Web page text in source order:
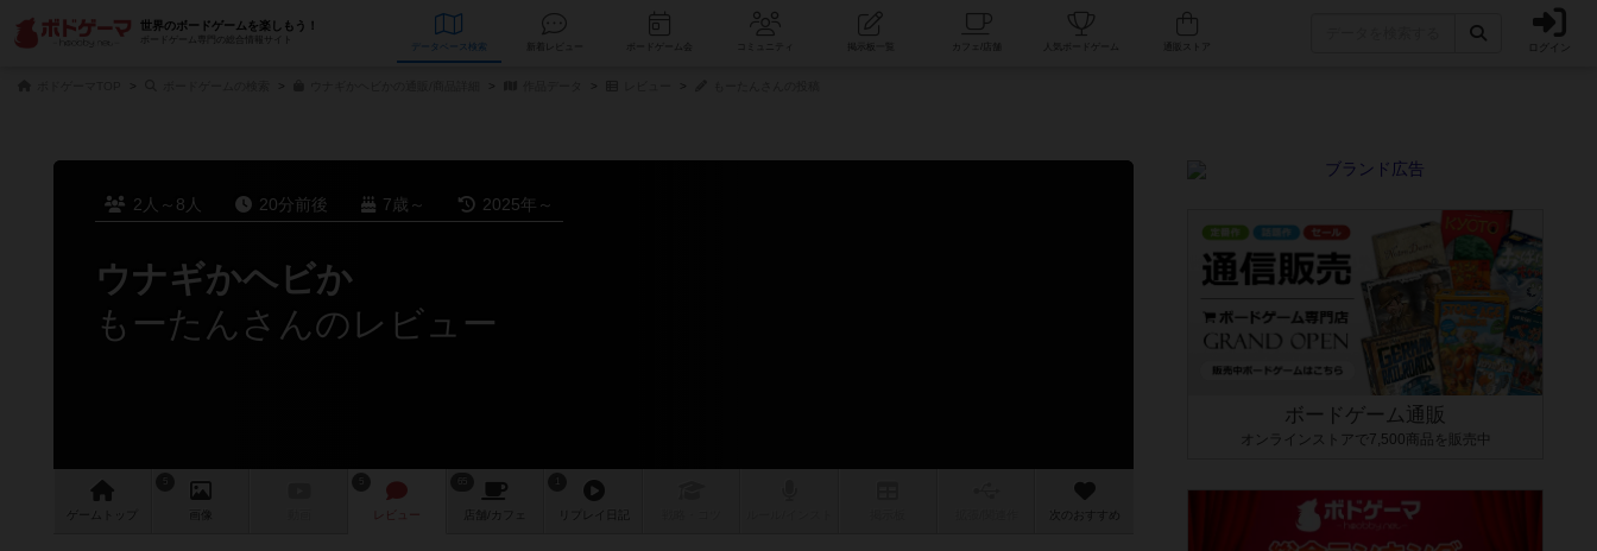
世界のボードゲームを楽しもう！
ボードゲーム専門の総合情報サイト
データベース コミュニティ 人気ボードゲーム ログイン
2人～8人 20分前後 7歳～ 2025年～
ウナギかヘビか
もーたんさんのレビュー
ゲーム 画像 レビュー 店舗/ カフェ 次のおすすめ
ボードゲーム通販
オンラインストアで7,500商品を販売中